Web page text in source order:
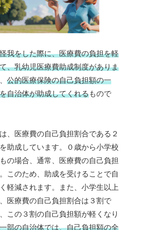
我をした際に、医療費の負担を軽
、乳幼児医療費助成制度がありま
公的医療保険の自己負担額の一
自治体が助成してくれるもので
、医療費の自己負担割合である２
助成しています。０歳から小学校
の場合、通常、医療費の自己負担
このため、助成を受けることで自
軽減されます。また、小学生以上
医療費の自己負担割合は３割で
この３割の自己負担額が軽くなり
一部の自治体では、自己負担額の全